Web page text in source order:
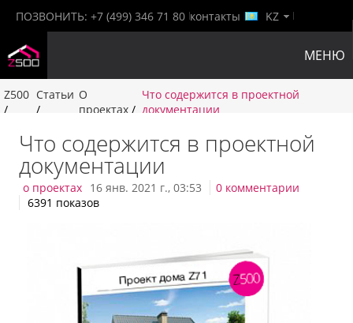
ПОЗВОНИТЬ: +7 (499) 346 71 80 контакты KZ
МЕНЮ
Z500
/
Статьи
/
О
проектах/
Что содержится в проектной
документации
Что содержится в проектной
документации
о проектах 16 янв. 2021 г., 03:53
0 комментарии
6391 показов